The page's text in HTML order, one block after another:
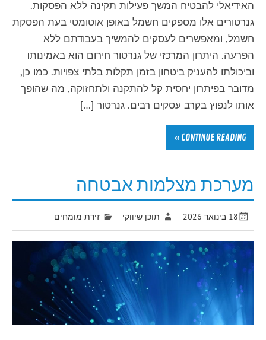
האידיאלי להבטיח המשך פעילות תקינה ללא הפסקות.
גנרטורים אלו מספקים חשמל באופן אוטומטי בעת הפסקת
חשמל, ומאפשרים לעסקים להמשיך בעבודתם ללא
הפרעה. היתרון המרכזי של גנרטור חירום הוא באמינותו
וביכולתו להעניק ביטחון בזמן תקלות בלתי צפויות. כמו כן,
מדובר בפיתרון יחסית קל להתקנה ולתחזוקה, מה שהופך
אותו לנפוץ בקרב עסקים רבים. גנרטור […]
CONTINUE READING »
מערכת מצלמות אבטחה
18 בינואר 2026 תוכן שיווקי זירת מומחים